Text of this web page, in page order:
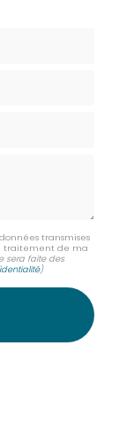
transmises
traitement de ma
sera faite des
)